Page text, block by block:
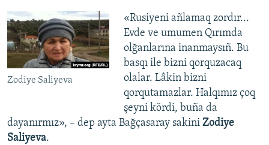
Zodiye Saliyeva
«Rusiyeni añlamaq zordır...
Evde ve umumen Qırımda
olğanlarına inanmaysıñ. Bu
basqı ile bizni qorquzacaq
olalar. Lâkin bizni
qorqutamazlar. Halqımız çoq
şeyni kördi, buña da
dayanırmız», – dep ayta Bağçasaray sakini Zodiye
Saliyeva.